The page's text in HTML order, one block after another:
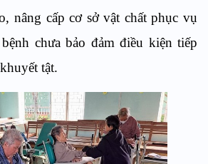
nâng cấp cơ sở vật chất phục vụ
chưa bảo đảm điều kiện tiếp
tật.